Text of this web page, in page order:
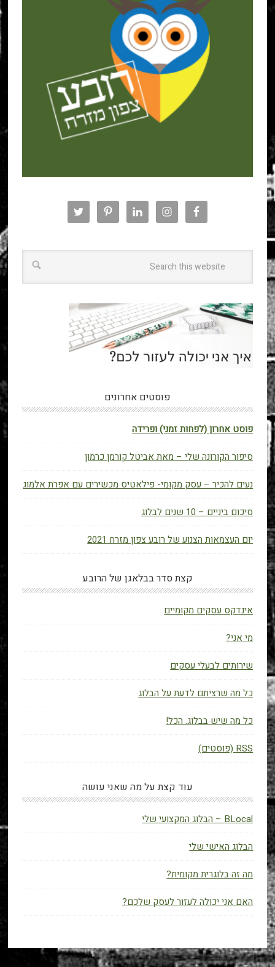
פוסטים אחרונים
פוסט אחרון (לפחות זמני) ופרידה
סיפור הקורונה שלי – מאת אביטל קורמן כרמון
נעים להכיר – עסק מקומי- פילאטיס מכשירים עם אפרת אלמוג
סיכום ביניים – 10 שנים לבלוג
יום העצמאות הצנוע של רובע צפון מזרח 2021
קצת סדר בבלאגן של הרובע
אינדקס עסקים מקומיים
מי אני?
שירותים לבעלי עסקים
כל מה שרציתם לדעת על הבלוג
כל מה שיש בבלוג. הכל!
RSS (פוסטים)
עוד קצת על מה שאני עושה
BLocal – הבלוג המקצועי שלי
הבלוג האישי שלי
מה זה בלוגרית מקומית?
האם אני יכולה לעזור לעסק שלכם?